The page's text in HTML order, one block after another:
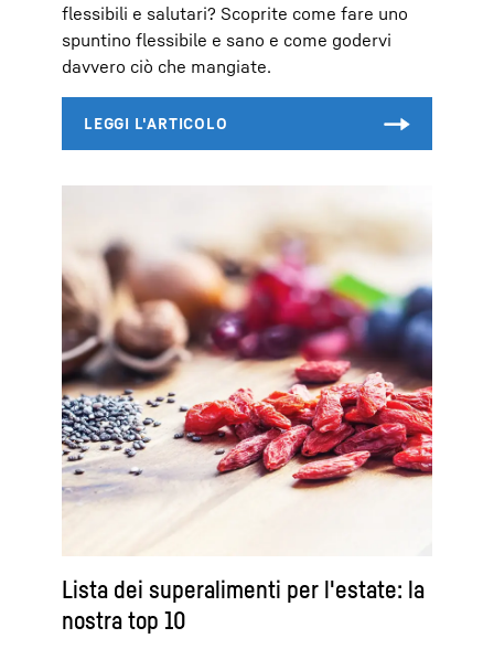
flessibili e salutari? Scoprite come fare uno
spuntino flessibile e sano e come godervi
davvero ciò che mangiate.
Lista dei superalimenti per l'estate: la
nostra top 10